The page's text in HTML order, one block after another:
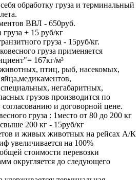
обработку груза и терминальный
ВВЛ - 650руб.
груза + 15 руб/кг
груза - 15руб/кг.
груза применяется
167кг/м³
птиц, рыб, насекомых,
негабаритных,
грузов производится по
и договорной цене.
груза : 1место от 80 до 200 кг
200 кг - 15руб/кг
и живых животных на рейсах А/К
увеличивается на 100%
стоимости перевозки
округляется до следующего